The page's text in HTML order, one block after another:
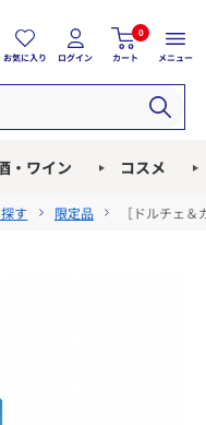
お気に入り ログイン
0
カート メニュー
・ワイン コスメ
す 限定品 ［ドルチェ